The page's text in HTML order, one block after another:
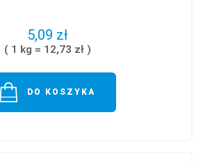
5,09 zł
( 1 kg = 12,73 zł )
DO KOSZYKA